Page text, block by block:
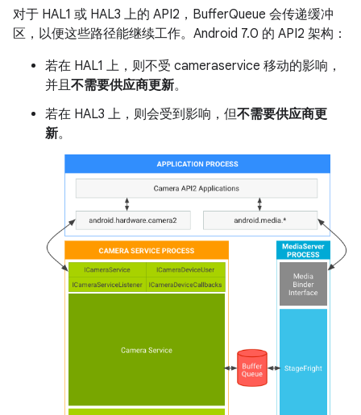
对于 HAL1 或 HAL3 上的 API2，BufferQueue 会传递缓冲
区，以便这些路径能继续工作。Android 7.0 的 API2 架构：
若在 HAL1 上，则不受 cameraservice 移动的影响，
并且不需要供应商更新。
若在 HAL3 上，则会受到影响，但不需要供应商更
新。